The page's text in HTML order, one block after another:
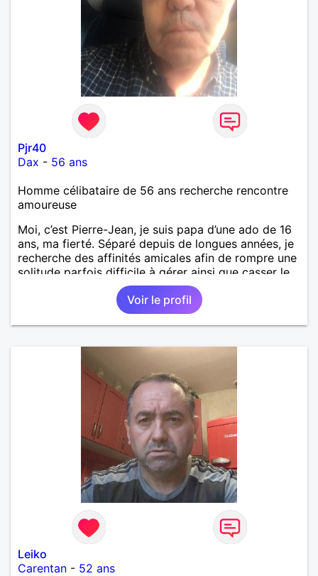
Pjr40
Dax - 56 ans
Homme célibataire de 56 ans recherche rencontre
amoureuse
Moi, c’est Pierre-Jean, je suis papa d’une ado de 16
ans, ma fierté. Séparé depuis de longues années, je
recherche des affinités amicales afin de rompre une
solitude parfois difficile à gérer ainsi que casser le
vague à l’âme. L’amitié reste extrêmement
importante à mes yeux mais peut se décliner en des
sentiments plus puissants. « Le temps fera son
œuvre » disait Arthur Schopenhauer, philosophe
autant être trop locace. Je suis bourré de qualités
avec très peu de défauts. Je suis altruiste,
bienveillant, empathique, attentionné, honnête,
respectueux, doux de caractère et compréhensif : je
laisse « glisser » beaucoup de choses. Mais ne vous
m’éprenez pas Mesdames, si une personne que
j’aime me trahit une fois, il n’y aura pas de seconde
chance et je l’effacerai à « vitam eternam ».
Néanmoins, je suis un tout petit peu maniaque ainsi
qu’impatient. J’essaye de faire des efforts. Rien de
bien dramatique ! Du moins je le pense……Je suis un
homme facile à vivre. À vous si vous le souhaitez,
d’apprendre à me connaître davantage. J’en serai
ravi….A très bientôt je l’espère.
Voir le profil
Leiko
Carentan - 52 ans